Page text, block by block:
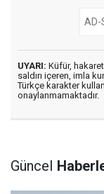
UYARI: Küfür,
saldırı içeren, imla
Türkçe karakter
onaylanmamaktadır.
Güncel